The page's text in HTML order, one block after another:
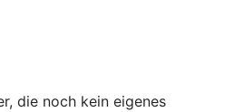
die noch kein eigenes